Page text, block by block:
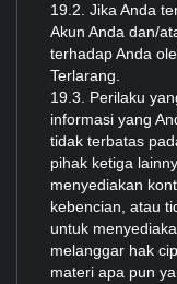
19.2. Jika Anda
Akun Anda dan/
terhadap Anda
Terlarang.
19.3. Perilaku
informasi yang
tidak terbatas
pihak ketiga
menyediakan
kebencian, atau
untuk
melanggar hak
materi apa pun